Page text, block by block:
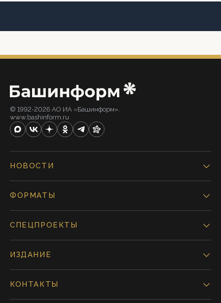
© 1992-2026 АО ИА «Башинформ».
www.bashinform.ru
НОВОСТИ
ФОРМАТЫ
СПЕЦПРОЕКТЫ
ИЗДАНИЕ
КОНТАКТЫ